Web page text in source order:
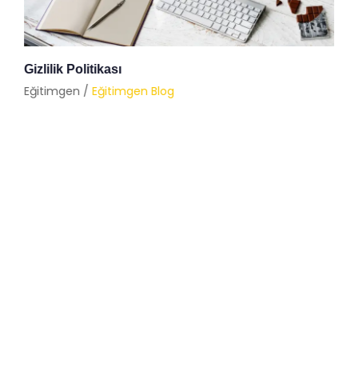
Gizlilik Politikası
Eğitimgen / Eğitimgen Blog